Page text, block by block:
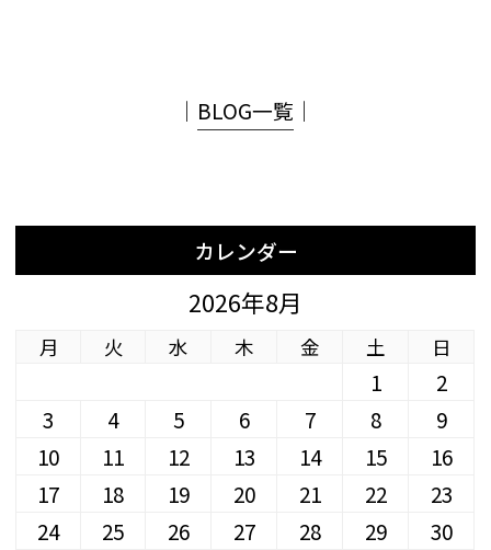
│ BLOG一覧 │
カレンダー
2026年8月
月 火 水 木 金 土 日
1
2
3
4 5 6 7 8
9
10
11 12 13 14 15
16
17
18 19 20 21 22
23
24
25 26 27 28 29
30